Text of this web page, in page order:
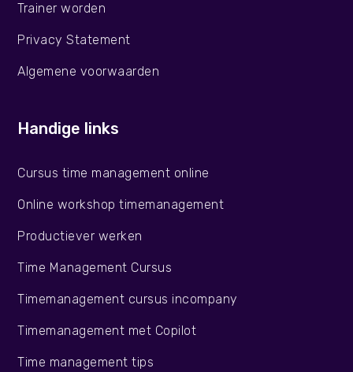
Trainer worden
Privacy Statement
Algemene voorwaarden
Handige links
Cursus time management online
Online workshop timemanagement
Productiever werken
Time Management Cursus
Timemanagement cursus incompany
Timemanagement met Copilot
Time management tips